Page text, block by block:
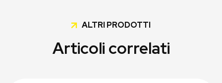
ALTRI PRODOTTI
Articoli correlati